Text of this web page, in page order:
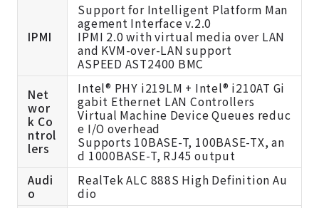
IPMI
Support for Intelligent Platform Man
agement Interface v.2.0
IPMI 2.0 with virtual media over LAN
and KVM-over-LAN support
ASPEED AST2400 BMC
Net
wor
k Co
ntrol
lers
Intel® PHY i219LM + Intel® i210AT Gi
gabit Ethernet LAN Controllers
Virtual Machine Device Queues reduc
e I/O overhead
Supports 10BASE-T, 100BASE-TX, an
d 1000BASE-T, RJ45 output
Audi
o
RealTek ALC 888S High Definition Au
dio